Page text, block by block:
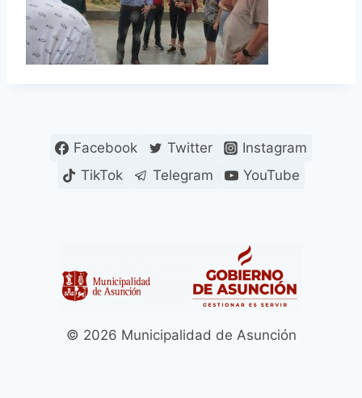
Facebook Twitter
Instagram
TikTok
Telegram YouTube
© 2026 Municipalidad de Asunción